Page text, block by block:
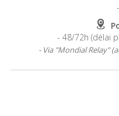
- 48/72h (délai
- Via "Mondial Relay"